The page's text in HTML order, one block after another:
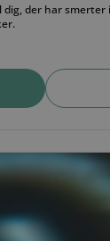
der har